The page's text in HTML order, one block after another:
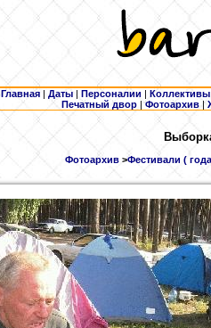
Главная | Даты | Персоналии | Коллективы
Печатный двор |Фотоархив |
Фотоархив >Фестивали (